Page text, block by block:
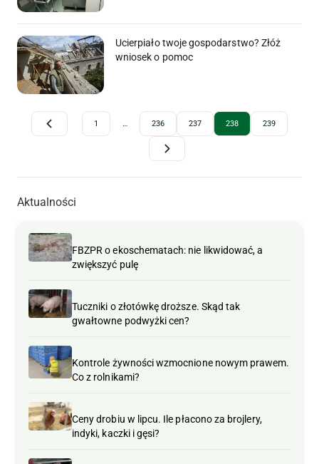
Ucierpiało twoje gospodarstwo? Złóż
wniosek o pomoc
Archive Pagination
1 … 236 237 238 239
Aktualności
FBZPR o ekoschematach: nie likwidować, a
zwiększyć pulę
Tuczniki o złotówkę droższe. Skąd tak
gwałtowne podwyżki cen?
Kontrole żywności wzmocnione nowym prawem.
Co z rolnikami?
Ceny drobiu w lipcu. Ile płacono za brojlery,
indyki, kaczki i gęsi?